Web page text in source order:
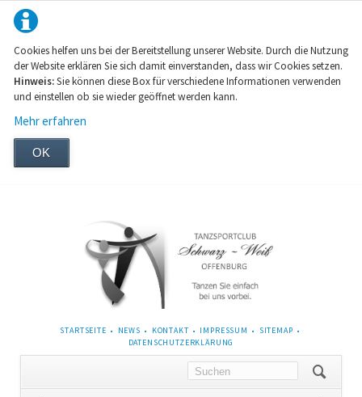
Cookies helfen uns bei der Bereitstellung unserer Website. Durch die Nutzung
der Website erklären Sie sich damit einverstanden, dass wir Cookies setzen.
Hinweis:Sie können diese Box für verschiedene Informationen verwenden
und einstellen ob sie wieder geöffnet werden kann.
Mehr erfahren
OK
NAVIGATION
STARTSEITE NEWS KONTAKT IMPRESSUM
SITEMAP
DATENSCHUTZERKLÄRUNG